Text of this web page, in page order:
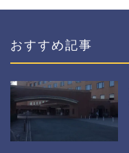
おすすめ記事